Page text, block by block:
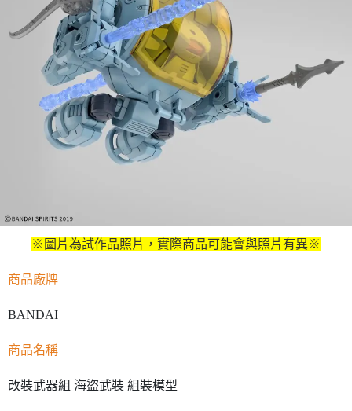
※圖片為試作品照片，實際商品可能會與照片有異※
商品廠牌
BANDAI
商品名稱
改裝武器組 海盜武裝 組裝模型